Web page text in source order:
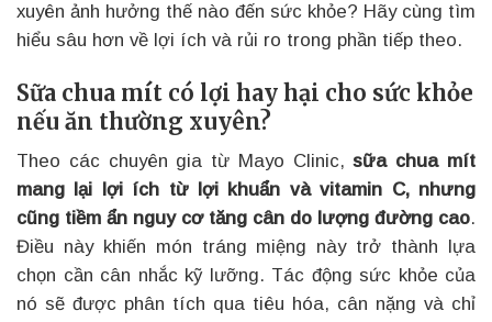
xuyên ảnh hưởng thế nào đến sức khỏe? Hãy cùng tìm
hiểu sâu hơn về lợi ích và rủi ro trong phần tiếp theo.
Sữa chua mít có lợi hay hại cho sức khỏe
nếu ăn thường xuyên?
Theo các chuyên gia từ Mayo Clinic,sữa chua mít
mang lại lợi ích từ lợi khuẩn và vitamin C, nhưng
cũng tiềm ẩn nguy cơ tăng cân do lượng đường cao.
Điều này khiến món tráng miệng này trở thành lựa
chọn cần cân nhắc kỹ lưỡng. Tác động sức khỏe của
nó sẽ được phân tích qua tiêu hóa, cân nặng và chỉ